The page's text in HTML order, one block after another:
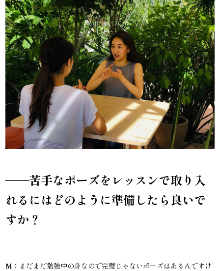
――苦手なポーズをレッスンで取り入
れるにはどのように準備したら良いで
すか？
M： まだまだ勉強中の身なので完璧じゃないポーズはあるんですけ